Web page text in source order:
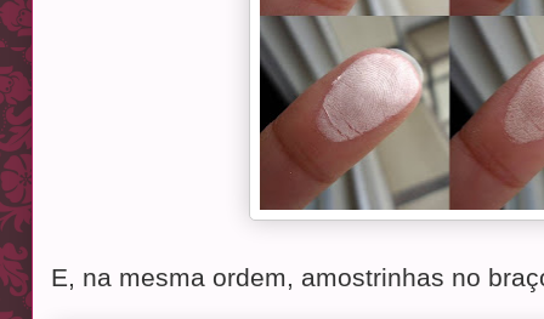
E, na mesma ordem, amostrinhas no